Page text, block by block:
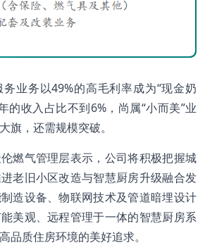
业务以49%的高毛利率成为“现金奶
的收入占比不到6%，尚属“小而美”业
旗，还需规模突破。
燃气管理层表示，公司将积极把握城
老旧小区改造与智慧厨房升级融合发
造设备、物联网技术及管道暗埋设计
美观、远程管理于一体的智慧厨房系
品质住房环境的美好追求。